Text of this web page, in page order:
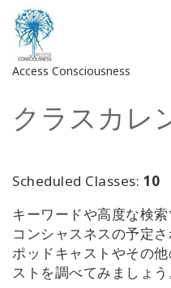
Access Consciousness
ア
ン
に
サ
イ
ン
クラスカレ
Scheduled Classes: 10
キーワードや高度な検
コンシャスネスの予定
ポッドキャストやその
ストを調べてみましょう